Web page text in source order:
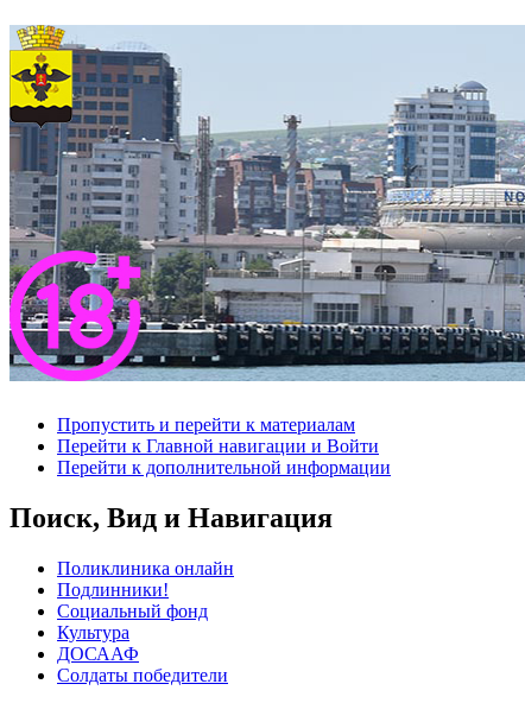
Пропустить и перейти к материалам
Перейти к Главной навигации и Войти
Перейти к дополнительной информации
Поиск, Вид и Навигация
Поликлиника онлайн
Подлинники!
Социальный фонд
Культура
ДОСААФ
Солдаты победители